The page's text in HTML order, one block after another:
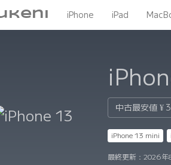
iPhone iPad
中古最安値 ¥
iPhone 13 mini
最終更新： 2026年